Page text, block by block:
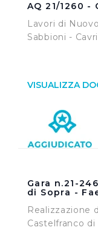
AQ 21/1260 -
Lavori di
Sabbioni -
VISUALIZZA
Gara n.21-
di Sopra -
Realizzazione
Castelfranco